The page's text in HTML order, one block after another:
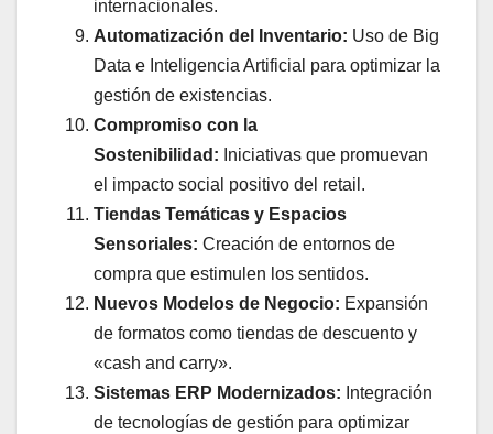
internacionales.
Automatización del Inventario: Uso de Big
Data e Inteligencia Artificial para optimizar la
gestión de existencias.
Compromiso con la
Sostenibilidad: Iniciativas que promuevan
el impacto social positivo del retail.
Tiendas Temáticas y Espacios
Sensoriales: Creación de entornos de
compra que estimulen los sentidos.
Nuevos Modelos de Negocio: Expansión
de formatos como tiendas de descuento y
«cash and carry».
Sistemas ERP Modernizados: Integración
de tecnologías de gestión para optimizar